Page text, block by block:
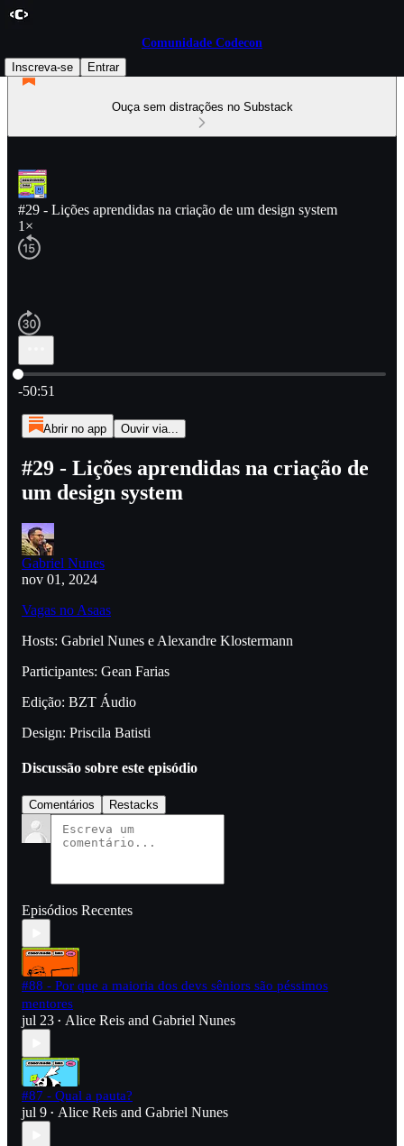
Comunidade Codecon
Inscreva-se
Entrar
Ouça sem distrações no Substack
#29 - Lições aprendidas na criação de um design system
1×
Hora atual: 0:00 / Tempo total: -50:51
-50:51
Abrir no app Ouvir via...
#29 - Lições aprendidas na criação de
um design system
Gabriel Nunes
nov 01, 2024
Vagas no Asaas
Hosts: Gabriel Nunes e Alexandre Klostermann
Participantes: Gean Farias
Edição: BZT Áudio
Design: Priscila Batisti
Discussão sobre este episódio
Comentários Restacks
Episódios Recentes
#88 - Por que a maioria dos devs sêniors são péssimos
mentores
jul 23 • Alice Reis and Gabriel Nunes
#87 - Qual a pauta?
jul 9 • Alice Reis and Gabriel Nunes